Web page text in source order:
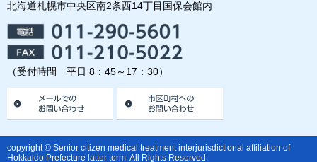
北海道札幌市中央区南2条西14丁目国保会館内
（受付時間 平日 8：45～17：30）
copyright © Senior citizen medical treatment interjurisdictional affiliation of
Hokkaido Prefecture latter term. All Rights Reserved.